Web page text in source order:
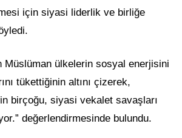
için siyasi liderlik ve birliğe
Müslüman ülkelerin sosyal enerjisini
tükettiğinin altını çizerek,
birçoğu, siyasi vekalet savaşları
değerlendirmesinde bulundu.